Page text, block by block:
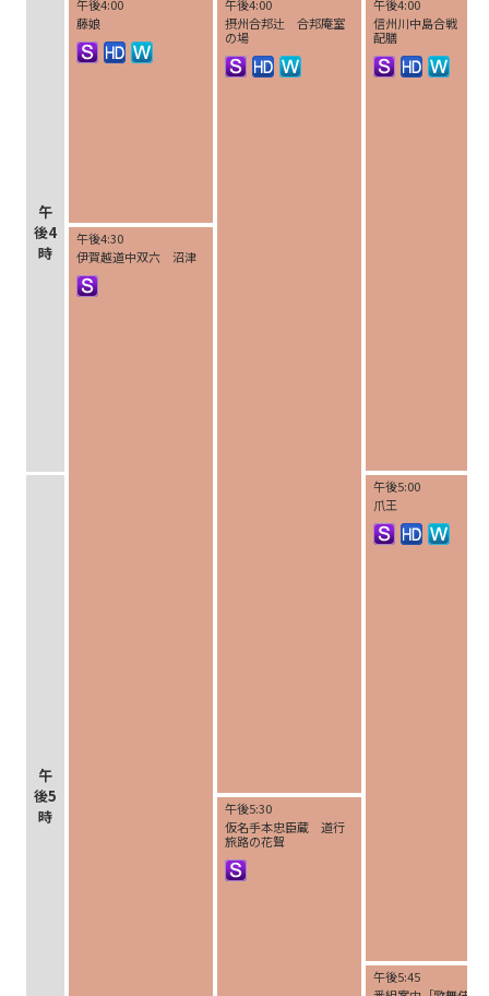
午
後4
時
午後4:00
藤娘
午後4:00
摂州合邦辻 合邦庵室
の場
午後4:00
信州川中島合戦 輝
配膳
午後4:30
伊賀越道中双六 沼津
午
後5
時
午後5:00
爪王
午後5:30
仮名手本忠臣蔵 道行
旅路の花聟
午後5:45